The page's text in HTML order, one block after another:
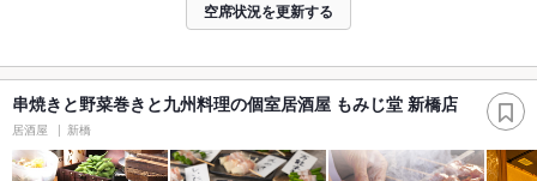
空席状況を更新する
串焼きと野菜巻きと九州料理の個室居酒屋 もみじ堂 新橋店
居酒屋 新橋